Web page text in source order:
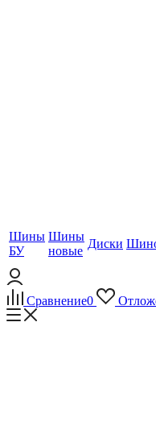
Шины
БУ
Шины
новые
Диски
Сравнение0